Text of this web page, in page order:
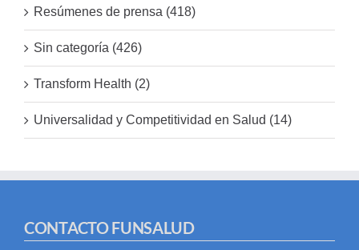
Resúmenes de prensa (418)
Sin categoría (426)
Transform Health (2)
Universalidad y Competitividad en Salud (14)
CONTACTO FUNSALUD